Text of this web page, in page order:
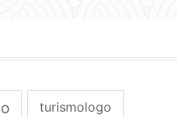
turismologo